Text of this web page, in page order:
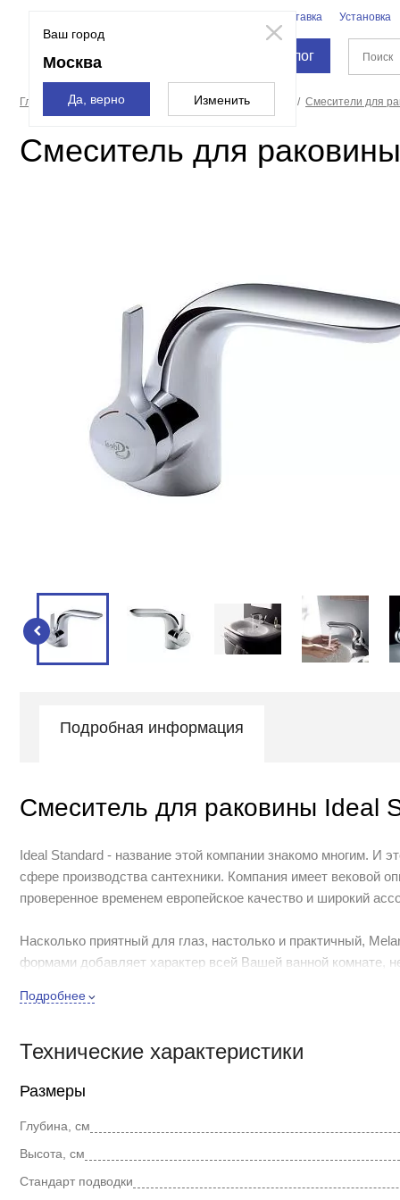
Ваш город
Москва
Да, верно Изменить
Доставка Установка
Каталог
Главная страница Смесители и души Смесители Смесители для
Смеситель для
Подробная информация
Смеситель для раковины Ideal
Ideal Standard - название этой компании знакомо многим. И
сфере производства сантехники. Компания имеет вековой
проверенное временем европейское качество и широкий
Насколько приятный для глаз, настолько и практичный,
формами добавляет характер всей Вашей ванной комнате,
Элегантный смеситель для раковины Ideal Standard Melange
Подробнее
Технические характеристики
Размеры
Глубина, см
Высота, см
Стандарт подводки